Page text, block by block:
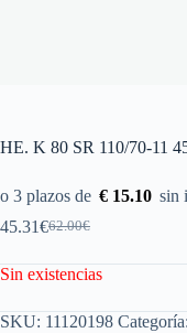
HE. K 80 SR 110/70-11
€ 15.10
62.00€
45.31€
Sin existencias
SKU: 11120198 Categoría: